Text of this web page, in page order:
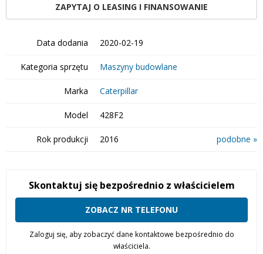
ZAPYTAJ O LEASING I FINANSOWANIE
Data dodania 2020-02-19
Kategoria sprzętu Maszyny budowlane
Marka Caterpillar
Model 428F2
Rok produkcji 2016 podobne »
Skontaktuj się bezpośrednio z właścicielem
ZOBACZ NR TELEFONU
Zaloguj się, aby zobaczyć dane kontaktowe bezpośrednio do
właściciela.